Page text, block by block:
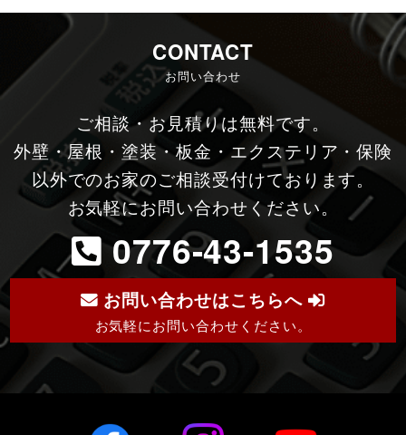
CONTACT
お問い合わせ
ご相談・お見積りは無料です。
外壁・屋根・塗装・板金・エクステリア・保険
以外でのお家のご相談受付けております。
お気軽にお問い合わせください。
0776-43-1535
お問い合わせはこちらへ
お気軽にお問い合わせください。